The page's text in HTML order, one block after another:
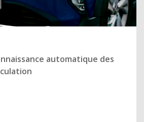
automatique des